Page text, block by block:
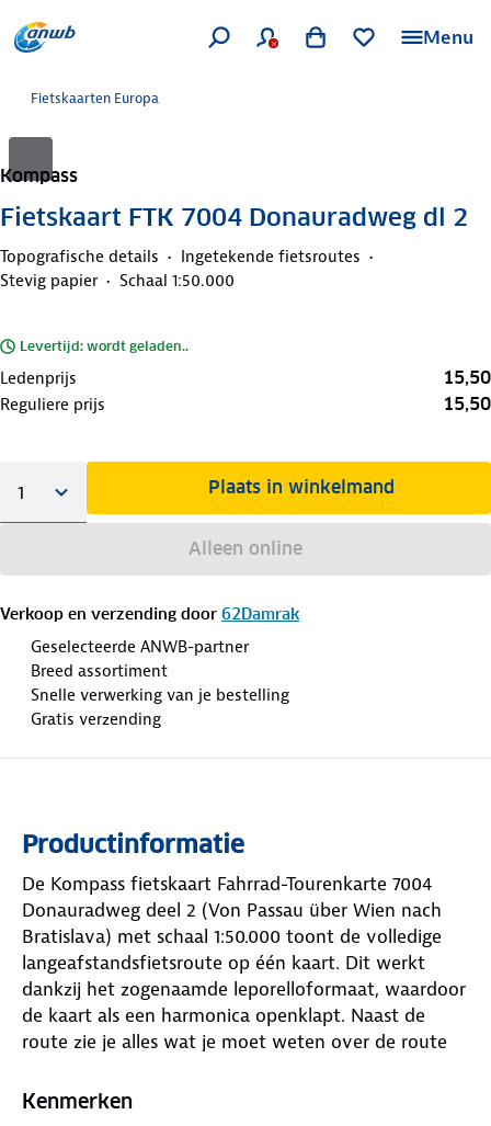
Menu
Fietskaarten Europa
Kompass
Fietskaart FTK 7004 Donauradweg dl 2
Topografische details
Ingetekende fietsroutes
Stevig papier
Schaal 1:50.000
Levertijd: wordt geladen..
Ledenprijs 15,50
Reguliere prijs 15,50
Plaats in winkelmand
Alleen online
Verkoop en verzending door 62Damrak
Geselecteerde ANWB-partner
Breed assortiment
Snelle verwerking van je bestelling
Gratis verzending
Productinformatie
De Kompass fietskaart Fahrrad-Tourenkarte 7004
Donauradweg deel 2 (Von Passau über Wien nach
Bratislava) met schaal 1:50.000 toont de volledige
langeafstandsfietsroute op één kaart. Dit werkt
dankzij het zogenaamde leporelloformaat, waardoor
de kaart als een harmonica openklapt. Naast de
route zie je alles wat je moet weten over de route
informatie, zoals suggesties voor overnachtingen,
Kenmerken